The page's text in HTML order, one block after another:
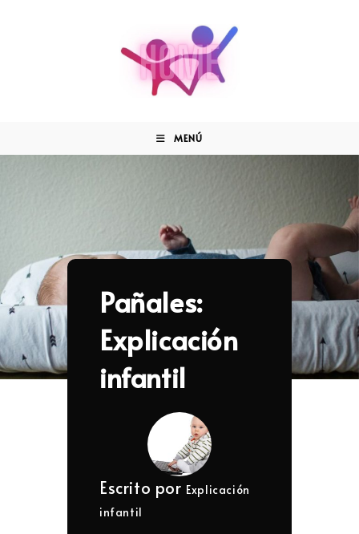
MENÚ
Pañales:
Explicación
infantil
Escrito por Explicación
infantil